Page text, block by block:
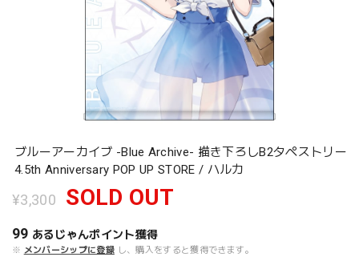
ブルーアーカイブ -Blue Archive- 描き下ろしB2タペストリー
4.5th Anniversary POP UP STORE / ハルカ
¥3,300 SOLD OUT
99 あるじゃんポイント獲得
※ メンバーシップに登録 し、購入をすると獲得できます。